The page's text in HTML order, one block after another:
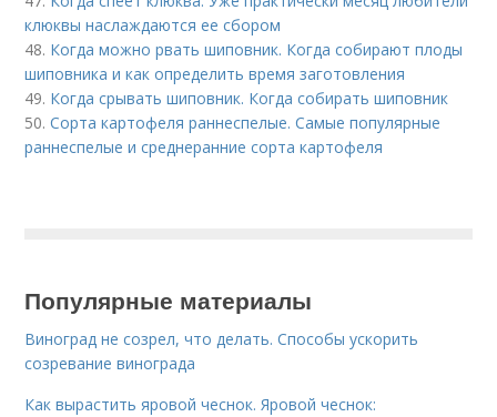
клюквы наслаждаются ее сбором
48. Когда можно рвать шиповник. Когда собирают плоды
шиповника и как определить время заготовления
49. Когда срывать шиповник. Когда собирать шиповник
50.Сорта картофеля раннеспелые. Cамые популярные
раннеспелые и среднеранние сорта картофеля
Популярные материалы
Виноград не созрел, что делать. Способы ускорить
созревание винограда
Как вырастить яровой чеснок. Яровой чеснок: